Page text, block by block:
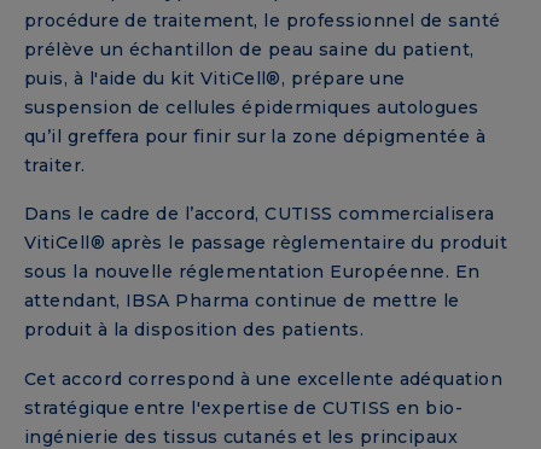
procédure de traitement, le professionnel de santé
prélève un échantillon de peau saine du patient,
puis, à l'aide du kit VitiCell®, prépare une
suspension de cellules épidermiques autologues
qu’il greffera pour finir sur la zone dépigmentée à
traiter.
Dans le cadre de l’accord, CUTISS commercialisera
VitiCell® après le passage règlementaire du produit
sous la nouvelle réglementation Européenne. En
attendant, IBSA Pharma continue de mettre le
produit à la disposition des patients.
Cet accord correspond à une excellente adéquation
stratégique entre l'expertise de CUTISS en bio-
ingénierie des tissus cutanés et les principaux